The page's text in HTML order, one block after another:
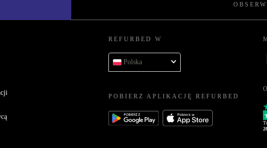
REFURBED W
Polska
POBIERZ APLIKACJĘ REFURBED